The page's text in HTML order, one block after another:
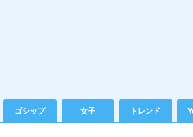
ゴシップ 女子 トレンド